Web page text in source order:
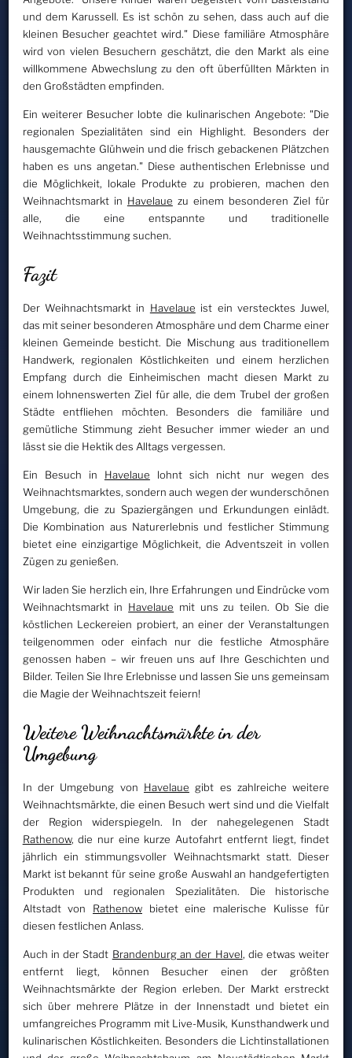
und dem Karussell. Es ist schön zu sehen, dass auch auf die
kleinen Besucher geachtet wird." Diese familiäre Atmosphäre
wird von vielen Besuchern geschätzt, die den Markt als eine
willkommene Abwechslung zu den oft überfüllten Märkten in
den Großstädten empfinden.
Ein weiterer Besucher lobte die kulinarischen Angebote: "Die
regionalen Spezialitäten sind ein Highlight. Besonders der
hausgemachte Glühwein und die frisch gebackenen Plätzchen
haben es uns angetan." Diese authentischen Erlebnisse und
die Möglichkeit, lokale Produkte zu probieren, machen den
Weihnachtsmarkt in Havelaue zu einem besonderen Ziel für
alle, die eine entspannte und traditionelle
Weihnachtsstimmung suchen.
Fazit
Der Weihnachtsmarkt in Havelaue ist ein verstecktes Juwel,
das mit seiner besonderen Atmosphäre und dem Charme einer
kleinen Gemeinde besticht. Die Mischung aus traditionellem
Handwerk, regionalen Köstlichkeiten und einem herzlichen
Empfang durch die Einheimischen macht diesen Markt zu
einem lohnenswerten Ziel für alle, die dem Trubel der großen
Städte entfliehen möchten. Besonders die familiäre und
gemütliche Stimmung zieht Besucher immer wieder an und
lässt sie die Hektik des Alltags vergessen.
Ein Besuch in Havelaue lohnt sich nicht nur wegen des
Weihnachtsmarktes, sondern auch wegen der wunderschönen
Umgebung, die zu Spaziergängen und Erkundungen einlädt.
Die Kombination aus Naturerlebnis und festlicher Stimmung
bietet eine einzigartige Möglichkeit, die Adventszeit in vollen
Zügen zu genießen.
Wir laden Sie herzlich ein, Ihre Erfahrungen und Eindrücke vom
Weihnachtsmarkt in Havelaue mit uns zu teilen. Ob Sie die
köstlichen Leckereien probiert, an einer der Veranstaltungen
teilgenommen oder einfach nur die festliche Atmosphäre
genossen haben – wir freuen uns auf Ihre Geschichten und
Bilder. Teilen Sie Ihre Erlebnisse und lassen Sie uns gemeinsam
die Magie der Weihnachtszeit feiern!
Weitere Weihnachtsmärkte in der
Umgebung
In der Umgebung von Havelaue gibt es zahlreiche weitere
Weihnachtsmärkte, die einen Besuch wert sind und die Vielfalt
der Region widerspiegeln. In der nahegelegenen Stadt
Rathenow, die nur eine kurze Autofahrt entfernt liegt, findet
jährlich ein stimmungsvoller Weihnachtsmarkt statt. Dieser
Markt ist bekannt für seine große Auswahl an handgefertigten
Produkten und regionalen Spezialitäten. Die historische
Altstadt von Rathenow bietet eine malerische Kulisse für
diesen festlichen Anlass.
Auch in der Stadt Brandenburg an der Havel, die etwas weiter
entfernt liegt, können Besucher einen der größten
Weihnachtsmärkte der Region erleben. Der Markt erstreckt
sich über mehrere Plätze in der Innenstadt und bietet ein
umfangreiches Programm mit Live-Musik, Kunsthandwerk und
kulinarischen Köstlichkeiten. Besonders die Lichtinstallationen